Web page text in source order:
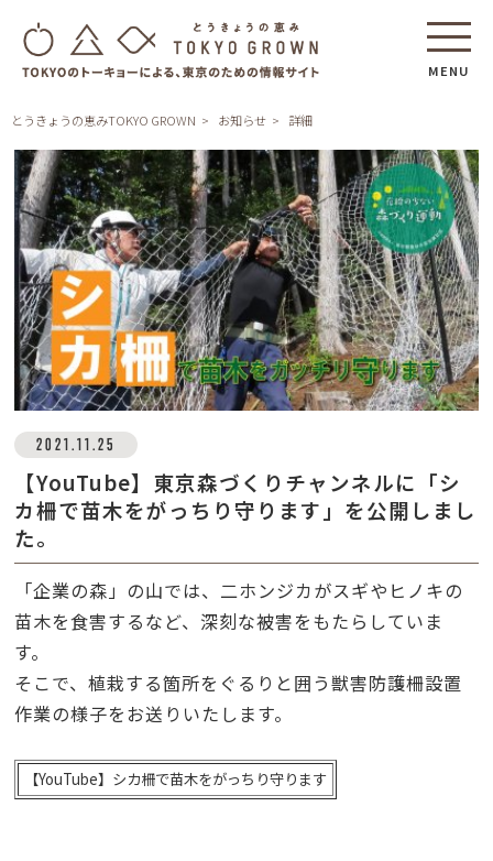
MENU
とうきょうの恵みTOKYO GROWN お知らせ 詳細
2021.11.25
【YouTube】東京森づくりチャンネルに「シ
カ柵で苗木をがっちり守ります」を公開しまし
た。
「企業の森」の山では、二ホンジカがスギやヒノキの
苗木を食害するなど、深刻な被害をもたらしていま
す。
そこで、植栽する箇所をぐるりと囲う獣害防護柵設置
作業の様子をお送りいたします。
【YouTube】 シカ柵で苗木をがっちり守ります